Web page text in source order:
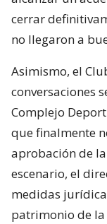
cerrar
no llegaron a
Asimismo, el
conversaciones
Complejo
que finalmente
aprobación de
escenario, el
medidas
patrimonio de